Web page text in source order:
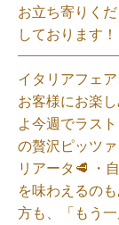
お立ち寄りく
しております！
イタリアフェ
お客様にお楽
よ今週でラス
の贅沢ピッツ
リアータ🥩 ・
を味わえるの
方も、「もう